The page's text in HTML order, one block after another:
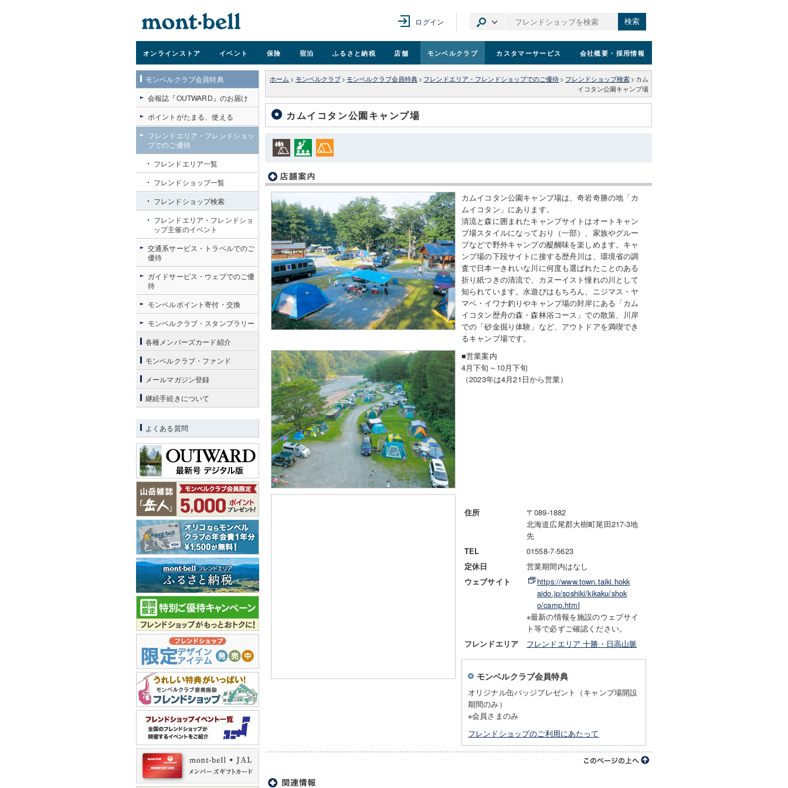
ログイン 検索
オンラインストア イベント 保険 宿泊 ふるさと納税 店舗 モンベルクラブ カスタマーサービス 会社概要 ・採用情報
ホーム > モンベルクラブ > モンベルクラブ会員特典 > フレンドエリア・フレンドショップでのご優待 > フレンドショップ検索 > カム
イコタン公園キャンプ場
カムイコタン公園キャンプ場
カムイコタン公園キャンプ場は、奇岩奇勝の地「カ
ムイコタン」にあります。
清流と森に囲まれたキャンプサイトはオートキャン
プ場スタイルになっており（一部）、家族やグルー
プなどで野外キャンプの醍醐味を楽しめます。キャ
ンプ場の下段サイトに接する歴舟川は、環境省の調
査で日本一きれいな川に何度も選ばれたことのある
折り紙つきの清流で、カヌーイスト憧れの川として
知られています。水遊びはもちろん、ニジマス・ヤ
マベ・イワナ釣りやキャンプ場の対岸にある「カム
イコタン歴舟の森・森林浴コース」での散策、川岸
での「砂金掘り体験」など、アウトドアを満喫でき
るキャンプ場です。
■営業案内
4月下旬～10月下旬
（2023年は4月21日から営業）
住所
〒089-1882
北海道広尾郡大樹町尾田217-3地
先
TEL 01558-7-5623
定休日 営業期間内はなし
ウェブサイト
https://www.town.taiki.hokk
aido.jp/soshiki/kikaku/shok
o/camp.html
※最新の情報を施設のウェブサイ
ト等で必ずご確認ください。
フレンドエリア フレンドエリア 十勝・日高山脈
モンベルクラブ会員特典
オリジナル缶バッジプレゼント（キャンプ場開設
期間のみ）
※会員さまのみ
フレンドショップのご利用にあたって
モンベルクラブ会員特典
会報誌『OUTWARD』のお届け
ポイントがたまる、使える
フレンドエリア・フレンドショッ
プでのご優待
フレンドエリア一覧
フレンドショップ一覧
フレンドショップ検索
フレンドエリア・フレンドショ
ップ主催のイベント
交通系サービス・トラベルでのご
優待
ガイドサービス・ウェブでのご優
待
モンベルポイント寄付・交換
モンベルクラブ・スタンプラリー
各種メンバーズカード紹介
モンベルクラブ・ファンド
メールマガジン登録
継続手続きについて
よくある質問